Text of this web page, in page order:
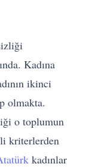
Kadına
ikinci
olmakta.
o toplumun
kriterlerden
kadınlar